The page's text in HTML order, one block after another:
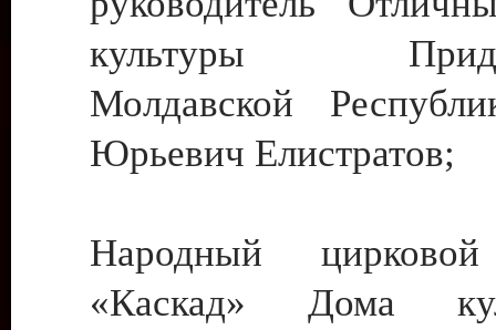
культуры
Молдавской
Юрьевич Елистратов;
Народный цирковой
«Каскад» Дома